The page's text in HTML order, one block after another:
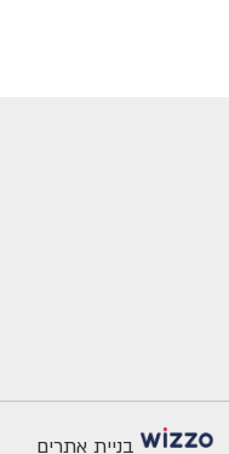
בניית אתרים